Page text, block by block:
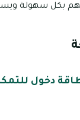
بهم بكل سهولة
دخول